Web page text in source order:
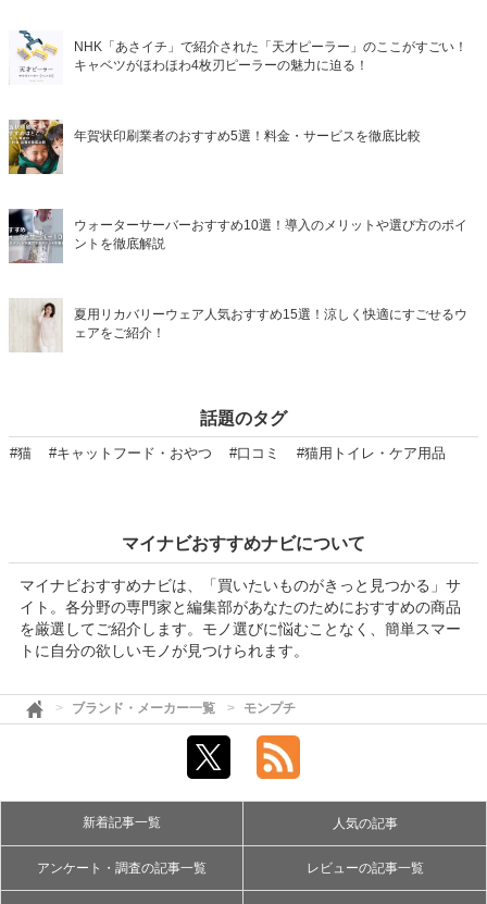
NHK「あさイチ」で紹介された「天才ピーラー」のここがすごい！
キャベツがほわほわ4枚刃ピーラーの魅力に迫る！
年賀状印刷業者のおすすめ5選！料金・サービスを徹底比較
ウォーターサーバーおすすめ10選！導入のメリットや選び方のポイ
ントを徹底解説
夏用リカバリーウェア人気おすすめ15選！涼しく快適にすごせるウ
ェアをご紹介！
話題のタグ
#猫 #キャットフード・おやつ #口コミ #猫用トイレ・ケア用品
マイナビおすすめナビについて
マイナビおすすめナビは、「買いたいものがきっと見つかる」サ
イト。各分野の専門家と編集部があなたのためにおすすめの商品
を厳選してご紹介します。モノ選びに悩むことなく、簡単スマー
トに自分の欲しいモノが見つけられます。
ブランド・メーカー一覧 モンプチ
新着記事一覧 人気の記事
アンケート・調査の記事一覧 レビューの記事一覧